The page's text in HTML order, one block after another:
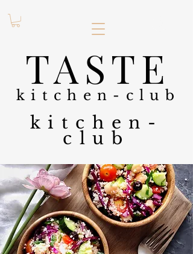
TASTE
kitchen-club
kitchen-
club